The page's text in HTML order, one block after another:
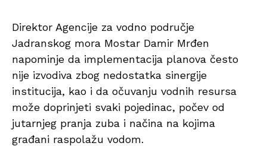
Direktor Agencije za vodno područje
Jadranskog mora Mostar Damir Mrđen
napominje da implementacija planova često
nije izvodiva zbog nedostatka sinergije
institucija, kao i da očuvanju vodnih resursa
može doprinjeti svaki pojedinac, počev od
jutarnjeg pranja zuba i načina na kojima
građani raspolažu vodom.